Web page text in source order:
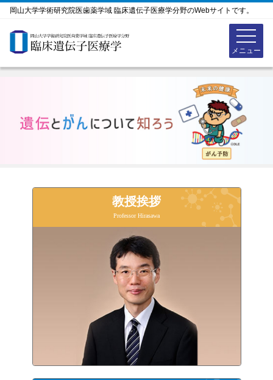
岡山大学学術研究院医歯薬学域 臨床遺伝子医療学分野のWebサイトです。
教授挨拶
Professor Hirasawa